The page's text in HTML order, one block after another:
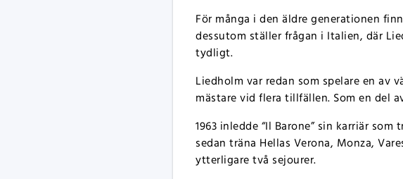
För många i den äldre generationen
dessutom ställer frågan i Italien, där
tydligt.
Liedholm var redan som spelare en av
mästare vid flera tillfällen. Som en del
1963 inledde “Il Barone” sin karriär
sedan träna Hellas Verona, Monza,
ytterligare två sejourer.